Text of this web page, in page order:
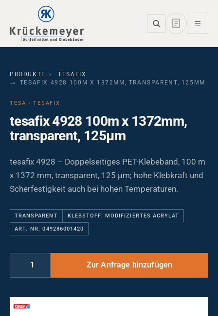
Skip to main navigation
Skip to main content
Skip to page footer
PRODUKTE
TESAFIX
TESAFIX 4928 100M X 1372MM, TRANSPARENT, 125ΜM
TESA · TESAFIX
tesafix 4928 100m x 1372mm,
transparent, 125µm
tesafix 4928 – Doppelseitiges PET-Klebeband, 100 m
x 1372 mm, transparent, 125 µm; hohe Klebkraft und
Scherfestigkeit auch bei hohen Temperaturen.
TRANSPARENT KLEBSTOFF: MODIFIZIERTES ACRYLAT
ART.-NR. 049286001420